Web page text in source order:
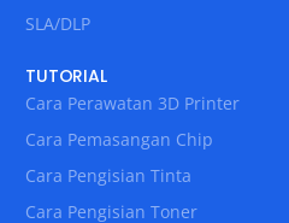
SLA/DLP
TUTORIAL
Cara Perawatan 3D Printer
Cara Pemasangan Chip
Cara Pengisian Tinta
Cara Pengisian Toner